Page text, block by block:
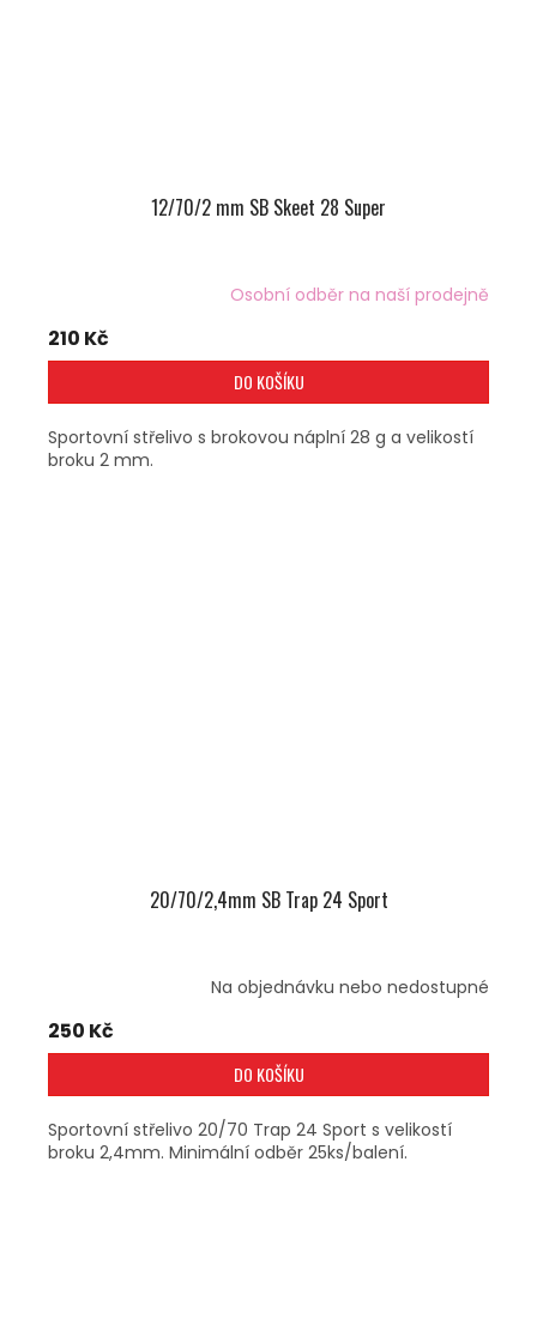
12/70/2 mm SB Skeet 28 Super
Osobní odběr na naší prodejně
210 Kč
DO KOŠÍKU
Sportovní střelivo s brokovou náplní 28 g a velikostí
broku 2 mm.
20/70/2,4mm SB Trap 24 Sport
Na objednávku nebo nedostupné
250 Kč
DO KOŠÍKU
Sportovní střelivo 20/70 Trap 24 Sport s velikostí
broku 2,4mm. Minimální odběr 25ks/balení.